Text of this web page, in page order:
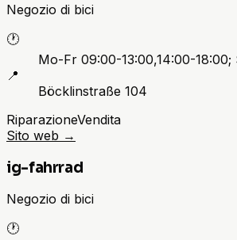
Negozio di bici
🕐
Mo-Fr 09:00-13:00,14:00-18:00;
📍
Böcklinstraße 104
RiparazioneVendita
Sito web →
ig-fahrrad
Negozio di bici
🕐